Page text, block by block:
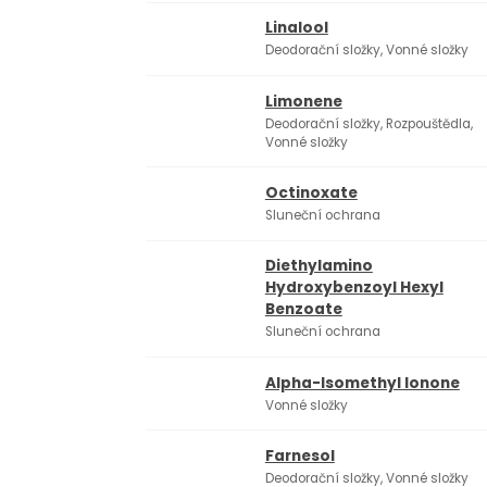
Linalool
Deodorační složky, Vonné složky
Limonene
Deodorační složky, Rozpouštědla,
Vonné složky
Octinoxate
Sluneční ochrana
Diethylamino
Hydroxybenzoyl Hexyl
Benzoate
Sluneční ochrana
Alpha-Isomethyl Ionone
Vonné složky
Farnesol
Deodorační složky, Vonné složky